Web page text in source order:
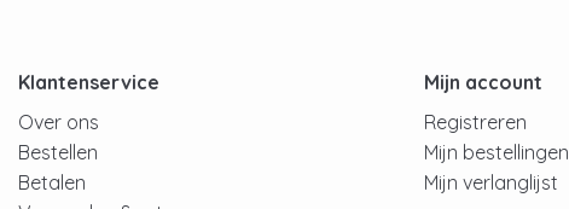
Klantenservice
Over ons
Bestellen
Betalen
Mijn account
Registreren
Mijn bestellingen
Mijn verlanglijst